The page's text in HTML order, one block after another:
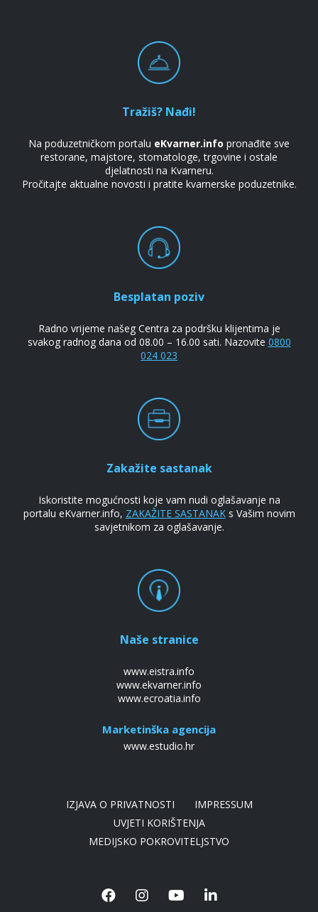
Tražiš? Nađi!
Na poduzetničkom portalu eKvarner.info pronađite sve
restorane, majstore, stomatologe, trgovine i ostale
djelatnosti na Kvarneru.
Pročitajte aktualne novosti i pratite kvarnerske poduzetnike.
Besplatan poziv
Radno vrijeme našeg Centra za podršku klijentima je
svakog radnog dana od 08.00 – 16.00 sati. Nazovite 0800
024 023
Zakažite sastanak
Iskoristite mogućnosti koje vam nudi oglašavanje na
portalu eKvarner.info, ZAKAŽITE SASTANAKs Vašim novim
savjetnikom za oglašavanje.
Naše stranice
www.eistra.info
www.ekvarner.info
www.ecroatia.info
Marketinška agencija
www.estudio.hr
IZJAVA O PRIVATNOSTI
IMPRESSUM
UVJETI KORIŠTENJA
MEDIJSKO POKROVITELJSTVO